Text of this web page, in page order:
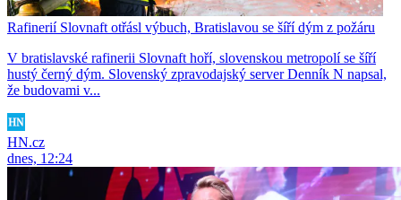
Rafinerií Slovnaft otřásl výbuch, Bratislavou se šíří dým z požáru
V bratislavské rafinerii Slovnaft hoří, slovenskou metropolí se šíří
hustý černý dým. Slovenský zpravodajský server Denník N napsal,
že budovami v...
HN.cz
dnes, 12:24